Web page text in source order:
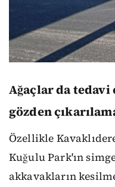
Ağaçlar da
gözden
Özellikle
Kuğulu Park'ın
akkavakların